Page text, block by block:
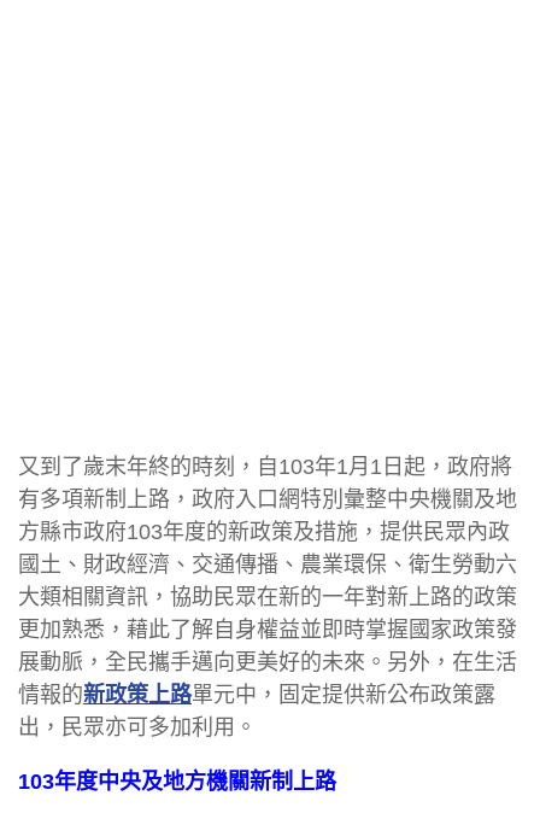
又到了歲末年終的時刻，自103年1月1日起，政府將
有多項新制上路，政府入口網特別彙整中央機關及地
方縣市政府103年度的新政策及措施，提供民眾內政
國土、財政經濟、交通傳播、農業環保、衛生勞動六
大類相關資訊，協助民眾在新的一年對新上路的政策
更加熟悉，藉此了解自身權益並即時掌握國家政策發
展動脈，全民攜手邁向更美好的未來。另外，在生活
情報的新政策上路單元中，固定提供新公布政策露
出，民眾亦可多加利用。
103年度中央及地方機關新制上路